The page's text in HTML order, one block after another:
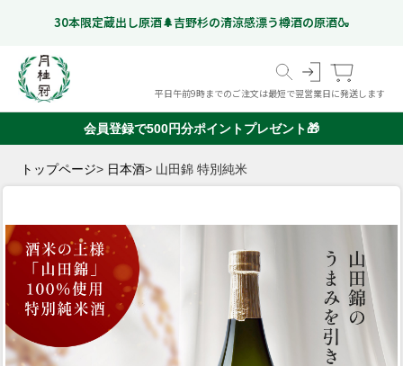
30本限定蔵出し原酒🌲吉野杉の清涼感漂う樽酒の原酒🍶
平日午前9時までのご注文は最短で翌営業日に発送します
こだわりのお酒
いつものお酒
ギフトのお酒
Gekkeikan Studio
(ノンアルコール日本酒)
リキュール・梅酒ほか
ドイツビール
甘酒
奈良漬
オリジナルグッズ
京都伏見の
価格帯から選ぶ
お盆に楽しむ"ちょっと良いお酒"特集
「感謝を込めた贈り物」お中元特集
🏆月桂冠のアワード受賞酒
🌸香りで楽しむ日本酒シリーズ
会員登録で500円分ポイントプレゼント🎁
トップページ 日本酒 山田錦 特別純米